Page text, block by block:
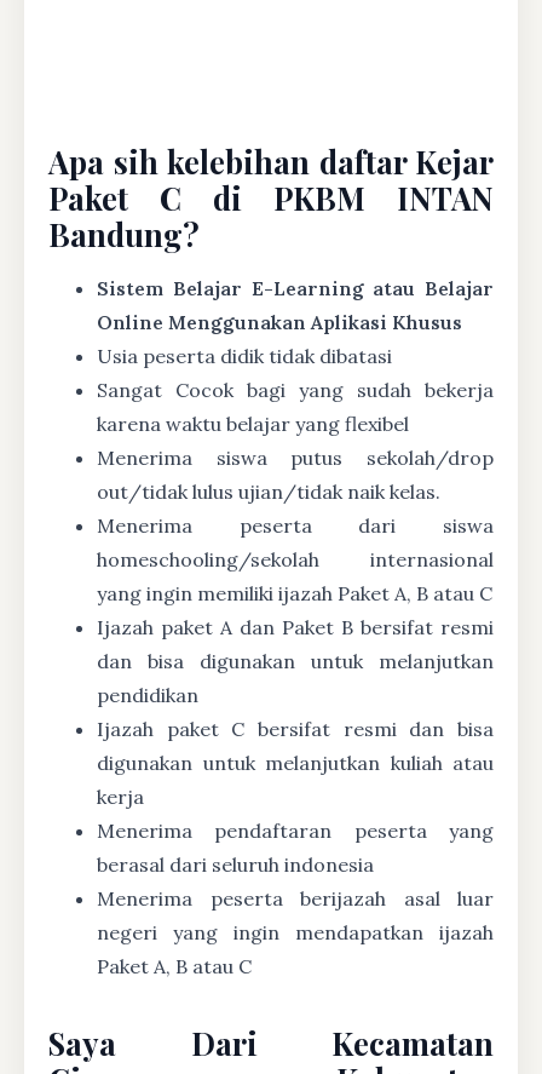
Apa sih kelebihan daftar Kejar
Paket C di PKBM INTAN
Bandung?
Sistem Belajar E-Learning atau Belajar
Online Menggunakan Aplikasi Khusus
Usia peserta didik tidak dibatasi
Sangat Cocok bagi yang sudah bekerja
karena waktu belajar yang flexibel
Menerima siswa putus sekolah/drop
out/tidak lulus ujian/tidak naik kelas.
Menerima peserta dari siswa
homeschooling/sekolah internasional
yang ingin memiliki ijazah Paket A, B atau C
Ijazah paket A dan Paket B bersifat resmi
dan bisa digunakan untuk melanjutkan
pendidikan
Ijazah paket C bersifat resmi dan bisa
digunakan untuk melanjutkan kuliah atau
kerja
Menerima pendaftaran peserta yang
berasal dari seluruh indonesia
Menerima peserta berijazah asal luar
negeri yang ingin mendapatkan ijazah
Paket A, B atau C
Saya Dari Kecamatan